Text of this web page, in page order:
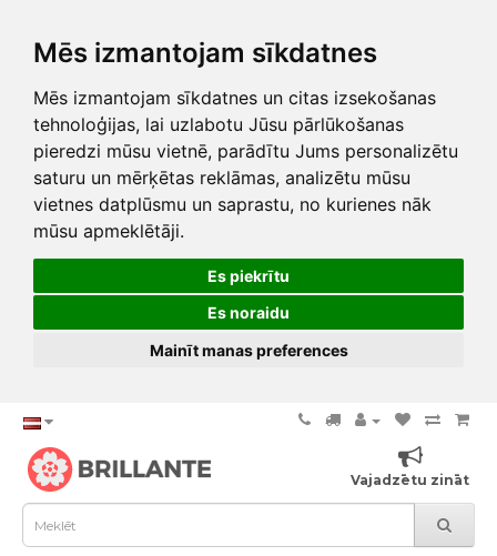
Mēs izmantojam sīkdatnes
Mēs izmantojam sīkdatnes un citas izsekošanas
tehnoloģijas, lai uzlabotu Jūsu pārlūkošanas
pieredzi mūsu vietnē, parādītu Jums personalizētu
saturu un mērķētas reklāmas, analizētu mūsu
vietnes datplūsmu un saprastu, no kurienes nāk
mūsu apmeklētāji.
Es piekrītu
Es noraidu
Mainīt manas preferences
Vajadzētu zināt